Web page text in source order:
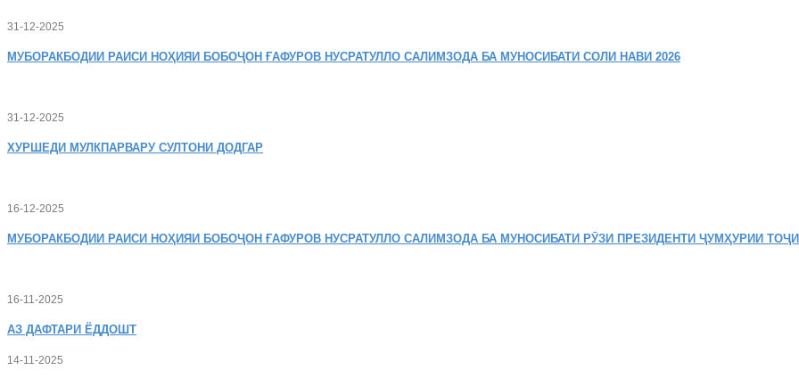
31-12-2025
МУБОРАКБОДИИ РАИСИ НОҲИЯИ БОБОҶОН ҒАФУРОВ НУСРАТУЛЛО САЛИМЗОДА БА МУНОСИБАТИ СОЛИ НАВИ 2026
31-12-2025
ХУРШЕДИ МУЛКПАРВАРУ СУЛТОНИ ДОДГАР
16-12-2025
МУБОРАКБОДИИ РАИСИ НОҲИЯИ БОБОҶОН ҒАФУРОВ НУСРАТУЛЛО САЛИМЗОДА БА МУНОСИБАТИ РӮЗИ ПРЕЗИДЕНТИ ҶУМҲУРИИ
16-11-2025
АЗ ДАФТАРИ ЁДДОШТ
14-11-2025